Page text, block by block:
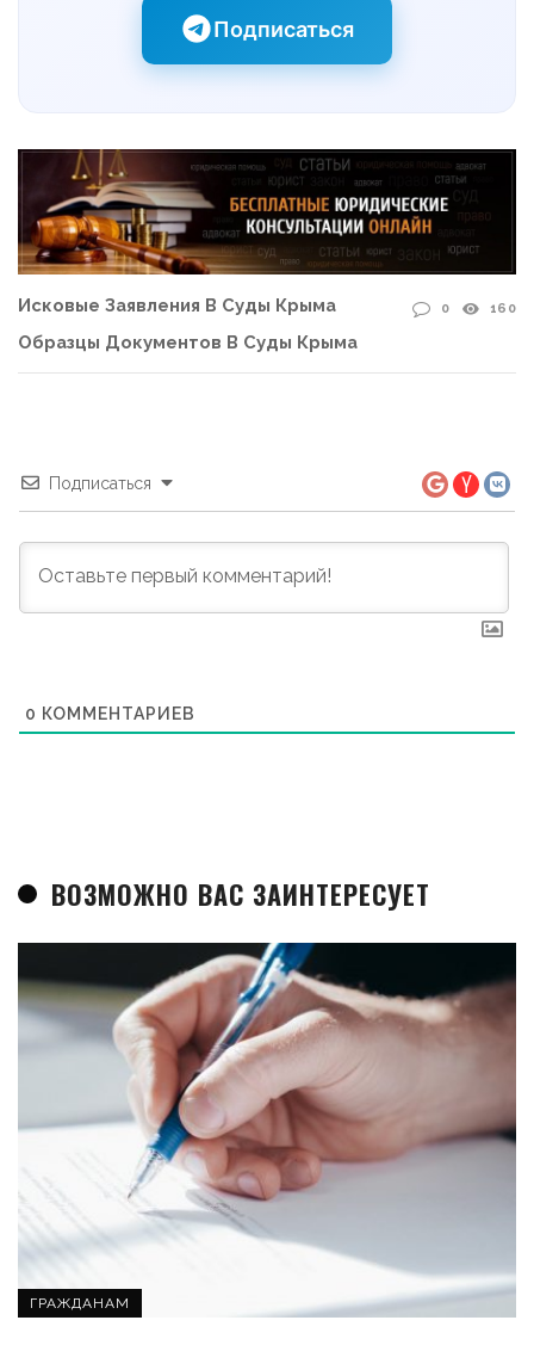
Подписаться
Исковые Заявления В Суды Крыма
Образцы Документов В Суды Крыма
0 160
Подписаться
0 КОММЕНТАРИЕВ
ВОЗМОЖНО ВАС ЗАИНТЕРЕСУЕТ
ГРАЖДАНАМ